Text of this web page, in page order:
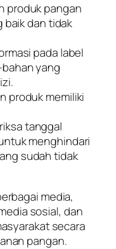
produk pangan
baik dan tidak
pada label
yang
produk memiliki
tanggal
menghindari
sudah tidak
media,
sosial, dan
secara
pangan.